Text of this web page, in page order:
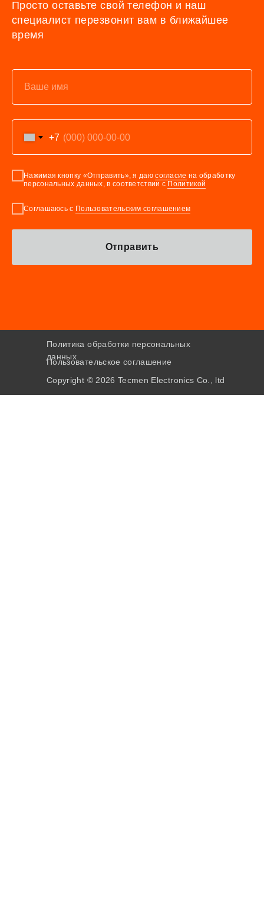
Просто оставьте свой телефон и наш
специалист перезвонит вам в ближайшее
время
+7
Нажимая кнопку «Отправить», я даюсогласие на обработку
персональных данных, в соответствии с Политикой
Соглашаюсь с Пользовательским соглашением
Отправить
Пользовательское соглашение
Политика обработки персональных
данных
Copyright © 2026 Tecmen Electronics Co., ltd